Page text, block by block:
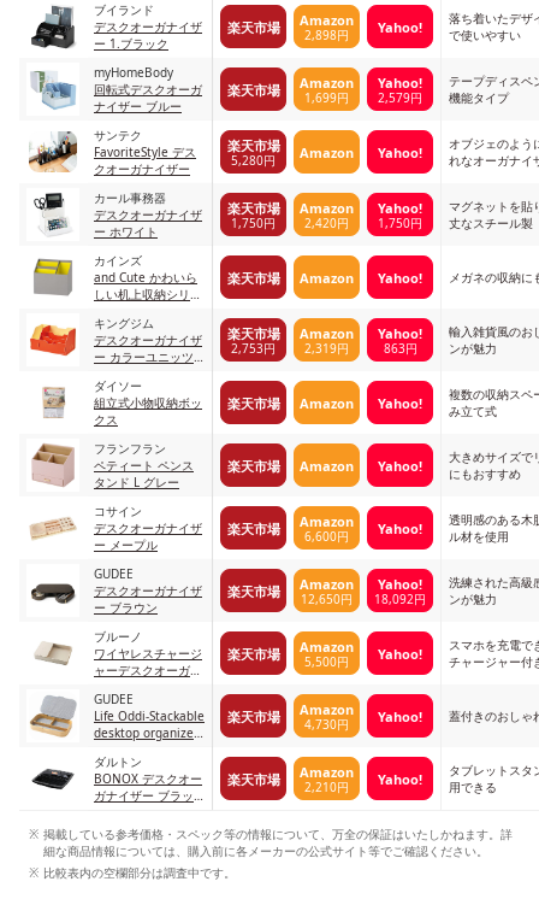
ガナイザー 2個セッ
ト
ブイランド
デスクオーガナイザ
ー 1.ブラック
楽天市場 Amazon
2,898円 Yahoo!
落ち着いたデザ
で使いやすい
myHomeBody
回転式デスクオーガ
ナイザー ブルー
楽天市場 Amazon
1,699円
Yahoo!
2,579円
テープディスペ
機能タイプ
サンテク
FavoriteStyle デス
クオーガナイザー
楽天市場
5,280円 Amazon Yahoo!
オブジェのよう
れなオーガナイ
カール事務器
デスクオーガナイザ
ー ホワイト
楽天市場
1,750円
Amazon
2,420円
Yahoo!
1,750円
マグネットを貼
丈なスチール製
カインズ
and Cute かわいら
しい机上収納シリー
楽天市場 Amazon Yahoo! メガネの収納に
キングジム
デスクオーガナイザ
ー カラーユニッツ
楽天市場
2,753円
Amazon
2,319円
Yahoo!
863円
輸入雑貨風のお
ンが魅力
ダイソー
組立式小物収納ボッ
クス
楽天市場 Amazon Yahoo!
複数の収納スペ
み立て式
フランフラン
ペティート ペンス
タンド L グレー
楽天市場 Amazon Yahoo!
大きめサイズで
にもおすすめ
コサイン
デスクオーガナイザ
ー メープル
楽天市場 Amazon
6,600円 Yahoo!
透明感のある木
ル材を使用
GUDEE
デスクオーガナイザ
ー ブラウン
楽天市場 Amazon
12,650円
Yahoo!
18,092円
洗練された高級
ンが魅力
ブルーノ
ワイヤレスチャージ
ャーデスクオーガナ
楽天市場 Amazon
5,500円 Yahoo!
スマホを充電で
チャージャー付
GUDEE
Life Oddi-Stackable
desktop organizer
楽天市場 Amazon
4,730円 Yahoo! 蓋付きのおしゃ
ダルトン
BONOX デスクオー
ガナイザー ブラッ
楽天市場 Amazon
2,210円 Yahoo!
タブレットスタ
用できる
掲載している参考価格・スペック等の情報について、万全の保証はいたしかねます。詳
細な商品情報については、購入前に各メーカーの公式サイト等でご確認ください。
比較表内の空欄部分は調査中です。